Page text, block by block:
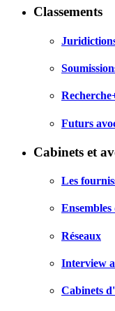
Classements
Futurs
Cabinets et
Les
Réseaux
Interview
Cabinets